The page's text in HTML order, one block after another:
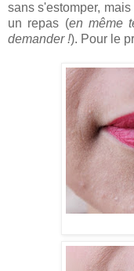
sans s'estomper,
un repas (en même
demander !). Pour le